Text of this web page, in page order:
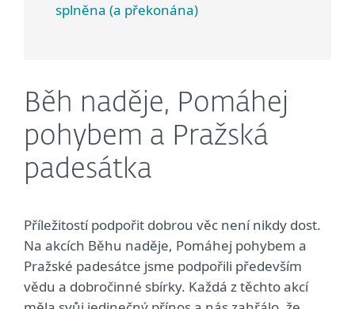
splněna (a překonána)
Běh naděje, Pomáhej
pohybem a Pražská
padesátka
Příležitostí podpořit dobrou věc není nikdy dost.
Na akcích Běhu naděje, Pomáhej pohybem a
Pražské padesátce jsme podpořili především
vědu a dobročinné sbírky. Každá z těchto akcí